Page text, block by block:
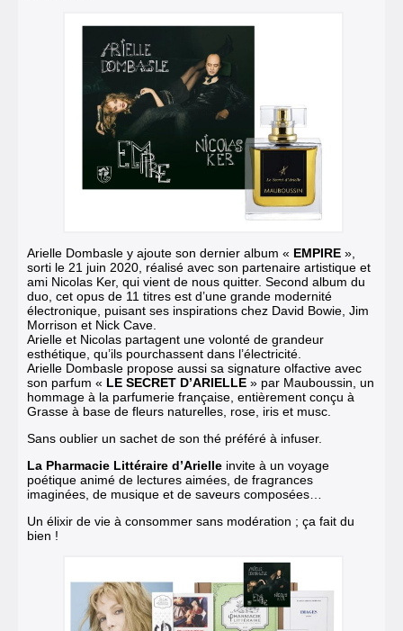
Arielle Dombasle y ajoute son dernier album « EMPIRE »,
sorti le 21 juin 2020, réalisé avec son partenaire artistique et
ami Nicolas Ker, qui vient de nous quitter. Second album du
duo, cet opus de 11 titres est d’une grande modernité
électronique, puisant ses inspirations chez David Bowie, Jim
Morrison et Nick Cave.
Arielle et Nicolas partagent une volonté de grandeur
esthétique, qu’ils pourchassent dans l’électricité.
Arielle Dombasle propose aussi sa signature olfactive avec
son parfum « LE SECRET D’ARIELLE » par Mauboussin, un
hommage à la parfumerie française, entièrement conçu à
Grasse à base de fleurs naturelles, rose, iris et musc.
Sans oublier un sachet de son thé préféré à infuser.
La Pharmacie Littéraire d’Arielle invite à un voyage
poétique animé de lectures aimées, de fragrances
imaginées, de musique et de saveurs composées…
Un élixir de vie à consommer sans modération ; ça fait du
bien !